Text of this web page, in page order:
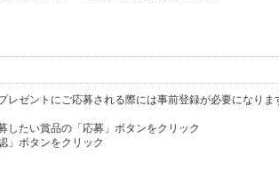
ゼントにご応募される際には事前登録が必要になりま
したい賞品の「応募」ボタンをクリック
」ボタンをクリック